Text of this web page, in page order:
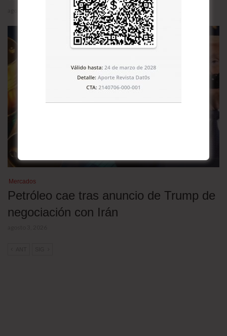
Mercados
Petróleo cae tras anuncio de Trump de
negociación con Irán